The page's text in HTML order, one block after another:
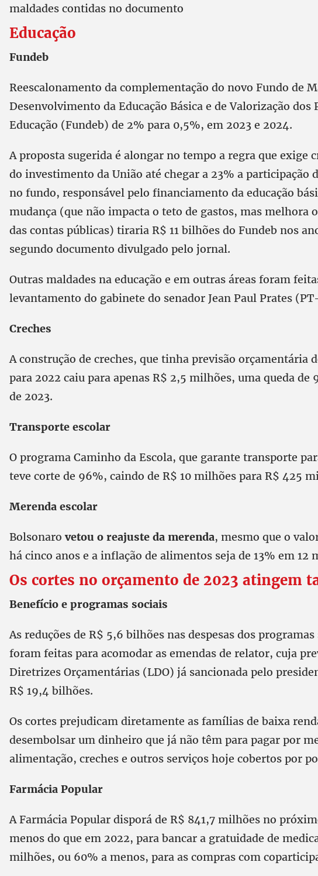
maldades contidas no documento
Educação
Fundeb
Reescalonamento da complementação do novo Fundo de
Desenvolvimento da Educação Básica e de Valorização dos
Educação (Fundeb) de 2% para 0,5%, em 2023 e 2024.
A proposta sugerida é alongar no tempo a regra que exige
do investimento da União até chegar a 23% a participação
no fundo, responsável pelo financiamento da educação
mudança (que não impacta o teto de gastos, mas melhora
das contas públicas) tiraria R$ 11 bilhões do Fundeb nos
segundo documento divulgado pelo jornal.
Outras maldades na educação e em outras áreas foram
levantamento do gabinete do senador Jean Paul Prates
Creches
A construção de creches, que tinha previsão orçamentária
para 2022 caiu para apenas R$ 2,5 milhões, uma queda de
de 2023.
Transporte escolar
O programa Caminho da Escola, que garante transporte
teve corte de 96%, caindo de R$ 10 milhões para R$ 425
Merenda escolar
Bolsonarovetou o reajuste da merenda, mesmo que o
há cinco anos e a inflação de alimentos seja de 13% em 12
Os cortes no orçamento de 2023 atingem
Benefício e programas sociais
As reduções de R$ 5,6 bilhões nas despesas dos
foram feitas para acomodar as emendas de relator, cuja
Diretrizes Orçamentárias (LDO) já sancionada pelo
R$ 19,4 bilhões.
Os cortes prejudicam diretamente as famílias de baixa
desembolsar um dinheiro que já não têm para pagar por
alimentação, creches e outros serviços hoje cobertos por
Farmácia Popular
A Farmácia Popular disporá de R$ 841,7 milhões no
menos do que em 2022, para bancar a gratuidade de
milhões, ou 60% a menos, para as compras com